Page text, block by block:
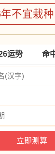
不宜栽
运势 命